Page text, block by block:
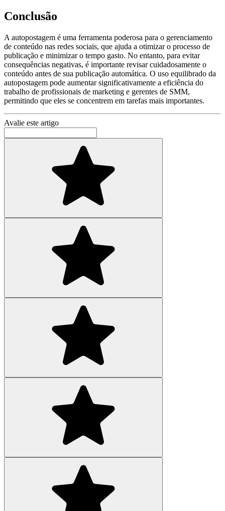
Conclusão
A autopostagem é uma ferramenta poderosa para o gerenciamento
de conteúdo nas redes sociais, que ajuda a otimizar o processo de
publicação e minimizar o tempo gasto. No entanto, para evitar
consequências negativas, é importante revisar cuidadosamente o
conteúdo antes de sua publicação automática. O uso equilibrado da
autopostagem pode aumentar significativamente a eficiência do
trabalho de profissionais de marketing e gerentes de SMM,
permitindo que eles se concentrem em tarefas mais importantes.
Avalie este artigo